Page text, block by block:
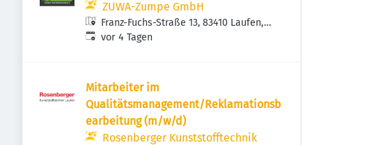
ZUWA-Zumpe GmbH
Franz-Fuchs-Straße 13, 83410 Laufen,
Deutschland
Veröffentlicht:
vor 4 Tagen
Mitarbeiter im
Qualitätsmanagement/Reklamationsb
earbeitung (m/w/d)
Rosenberger Kunststofftechnik